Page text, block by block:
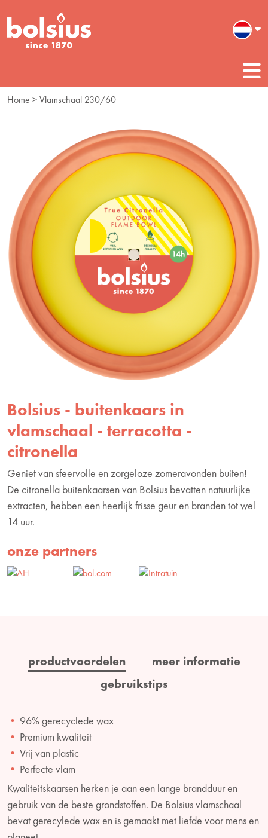
Home > Vlamschaal 230/60
Bolsius - buitenkaars in
vlamschaal - terracotta -
citronella
Geniet van sfeervolle en zorgeloze zomeravonden buiten!
De citronella buitenkaarsen van Bolsius bevatten natuurlijke
extracten, hebben een heerlijk frisse geur en branden tot wel
14 uur.
onze partners
productvoordelen
meer informatie
gebruikstips
96% gerecyclede wax
Premium kwaliteit
Vrij van plastic
Perfecte vlam
Kwaliteitskaarsen herken je aan een lange brandduur en
gebruik van de beste grondstoffen. De Bolsius vlamschaal
bevat gerecylede wax en is gemaakt met liefde voor mens en